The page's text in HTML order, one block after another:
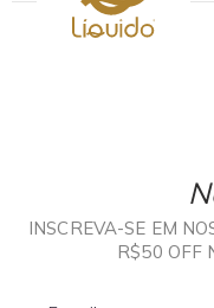
INSCREVA-SE EM
R$50 OFF